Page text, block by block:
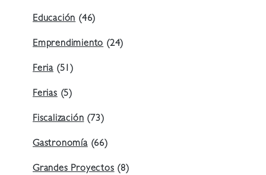
Educación(46)
Emprendimiento(24)
Feria (51)
Ferias(5)
Fiscalización(73)
Gastronomía(66)
Grandes Proyectos(8)